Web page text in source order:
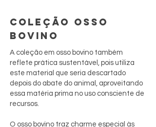
COLEÇÃO OSSO
BOVINO
A coleção em osso bovino também
reflete prática sustentável, pois utiliza
este material que seria descartado
depois do abate do animal, aproveitando
essa matéria prima no uso consciente de
recursos.
O osso bovino traz charme especial às